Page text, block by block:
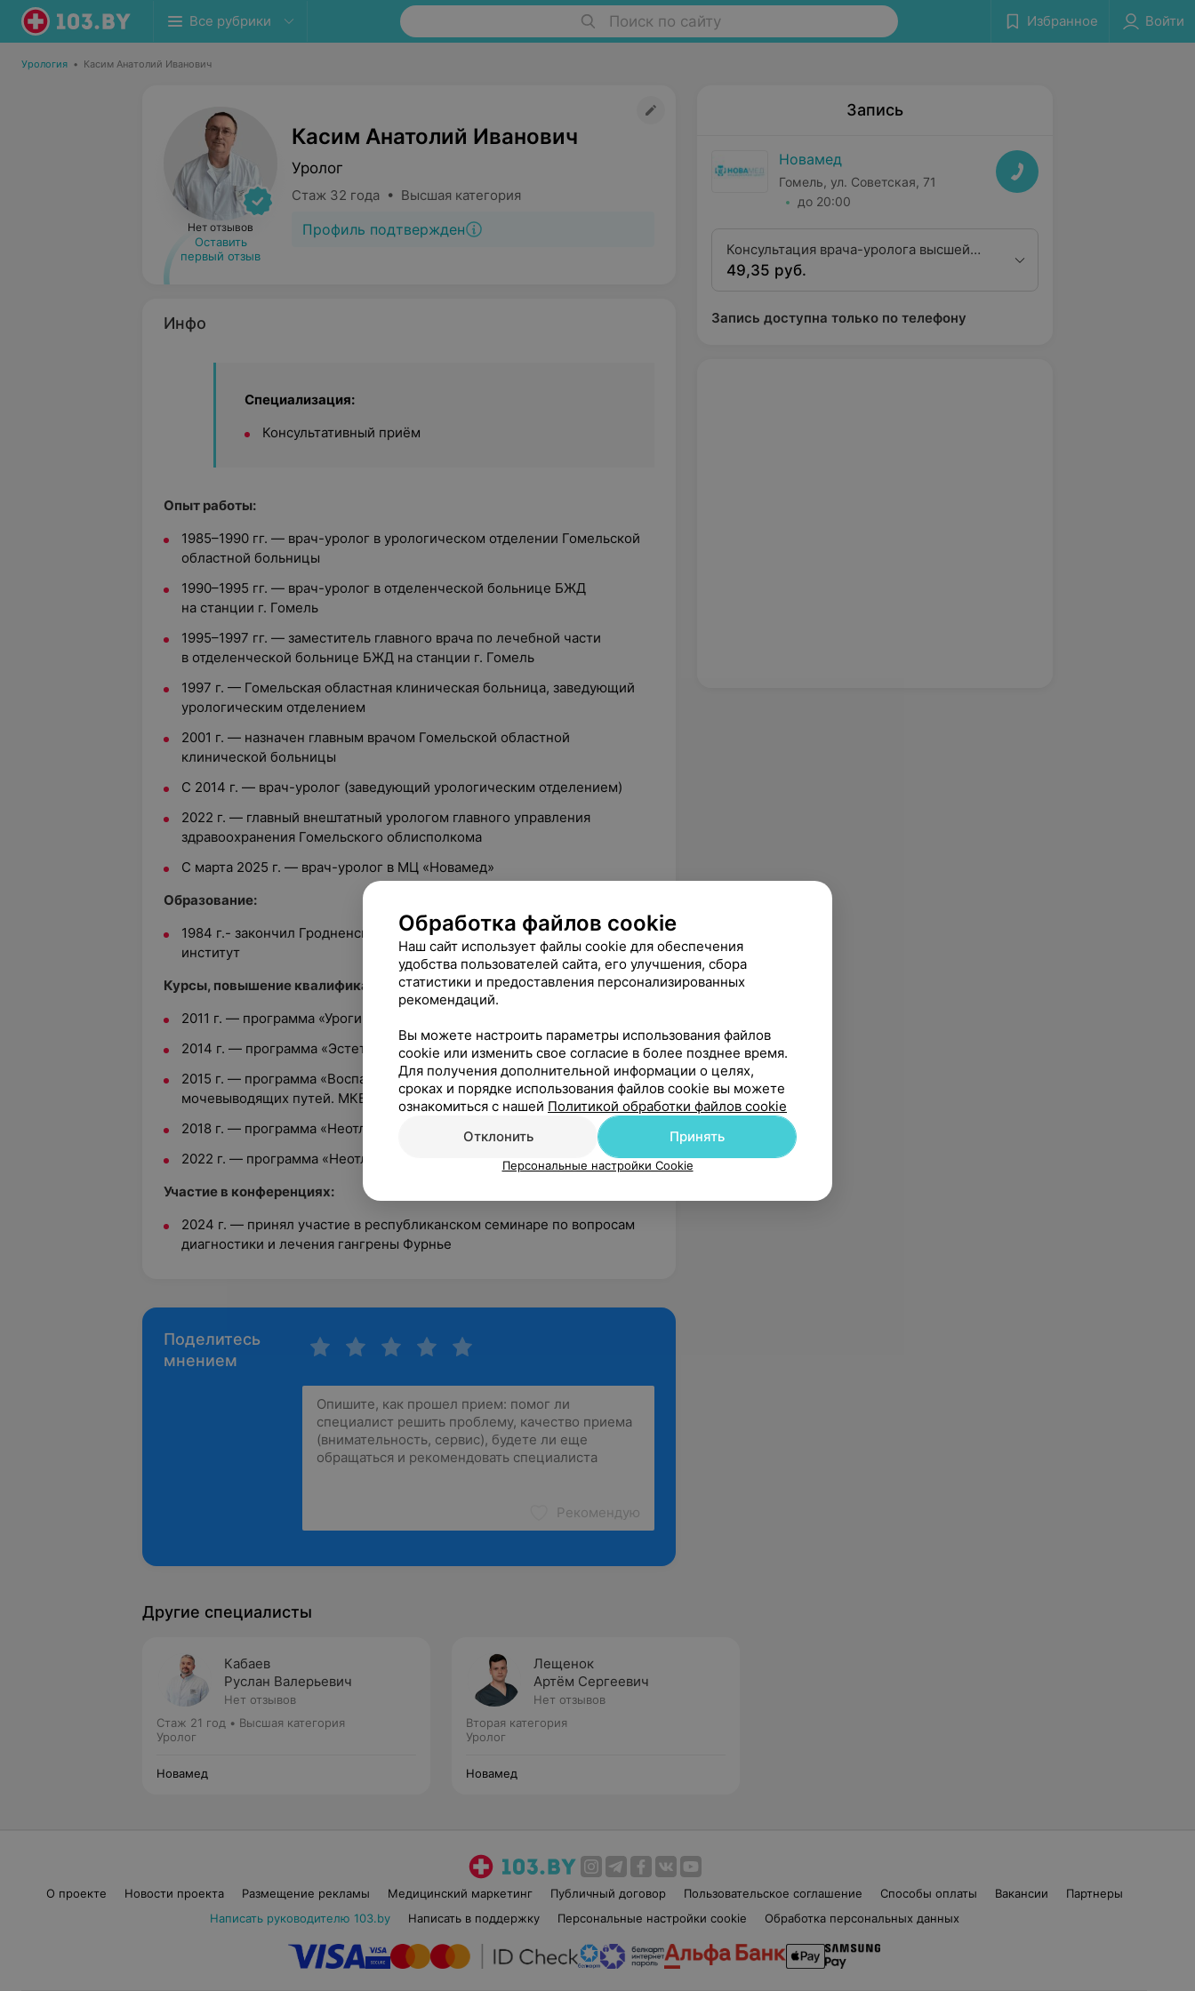
Все рубрики Поиск по сайту Избранное Войти
Урология • Касим Анатолий Иванович
Нет отзывов
Оставить
первый отзыв
Касим Анатолий Иванович
Уролог
Стаж 32 года • Высшая категория
Профиль подтвержден
Инфо
Специализация:
Консультативный приём
Опыт работы:
1985–1990 гг. — врач-уролог в урологическом отделении Гомельской
областной больницы
1990–1995 гг. — врач-уролог в отделенческой больнице БЖД
на станции г. Гомель
1995–1997 гг. — заместитель главного врача по лечебной части
в отделенческой больнице БЖД на станции г. Гомель
1997 г. — Гомельская областная клиническая больница, заведующий
урологическим отделением
2001 г. — назначен главным врачом Гомельской областной
клинической больницы
С 2014 г. — врач-уролог (заведующий урологическим отделением)
2022 г. — главный внештатный урологом главного управления
здравоохранения Гомельского облисполкома
С марта 2025 г. — врач-уролог в МЦ «Новамед»
Образование:
1984 г.- закончил Гродненский государственный медицинский
институт
Курсы, повышение квалификации:
2011 г. — программа «Урогинекология»
2014 г. — программа «Эстетическая организационная культура»
2015 г. — программа «Воспалительные заболевания почек и верхних
мочевыводящих путей. МКБ.»
2018 г. — программа «Неотложная урология»
2022 г. — программа «Неотложная урология»
Участие в конференциях:
2024 г. — принял участие в республиканском семинаре по вопросам
диагностики и лечения гангрены Фурнье
Поделитесь
мнением
Рекомендую
Запись
Новамед
Гомель, ул. Советская, 71
до 20:00
Консультация врача-уролога высшей
квалификационной категории
49,35 руб.
Запись доступна только по телефону
Другие специалисты
Кабаев
Руслан Валерьевич
Нет отзывов
Стаж 21 год • Высшая категория
Уролог
Новамед
Лещенок
Артём Сергеевич
Нет отзывов
Вторая категория
Уролог
Новамед
О проекте Новости проекта Размещение рекламы Медицинский маркетинг Публичный договор Пользовательское соглашение Способы оплаты Вакансии
Партнеры
Написать руководителю 103.by
Написать в поддержку Персональные настройки cookie Обработка персональных данных
Обработка файлов cookie
Наш сайт использует файлы cookie для обеспечения
удобства пользователей сайта, его улучшения, сбора
статистики и предоставления персонализированных
рекомендаций.
Вы можете настроить параметры использования файлов
cookie или изменить свое согласие в более позднее время.
Для получения дополнительной информации о целях,
сроках и порядке использования файлов cookie вы можете
ознакомиться с нашей Политикой обработки файлов cookie
Отклонить
Принять
Персональные настройки Cookie